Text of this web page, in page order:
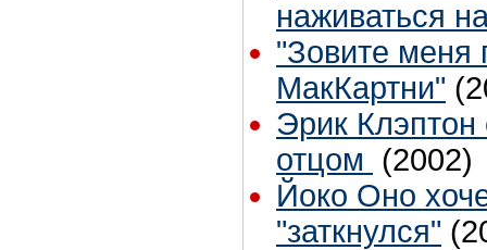
наживаться
"Зовите меня
МакКартни"
Эрик Клэптон
отцом (2002)
Йоко Оно
"заткнулся"